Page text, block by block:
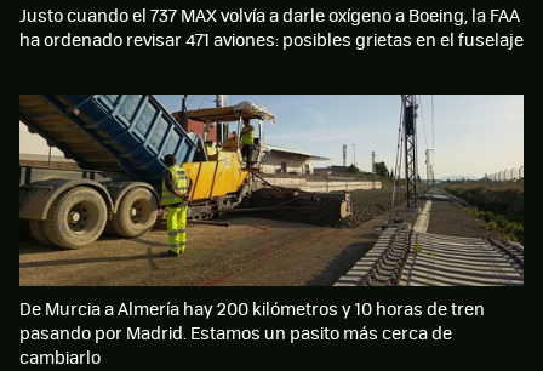
Justo cuando el 737 MAX volvía a darle oxígeno a Boeing, la FAA
ha ordenado revisar 471 aviones: posibles grietas en el fuselaje
De Murcia a Almería hay 200 kilómetros y 10 horas de tren
pasando por Madrid. Estamos un pasito más cerca de
cambiarlo